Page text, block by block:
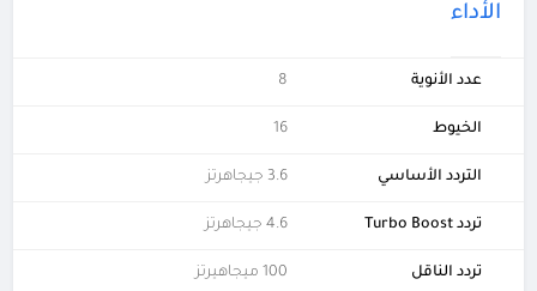
الأداء
عدد الأنوية 8
الخيوط 16
التردد الأساسي 3.6 جيجاهرتز
تردد Turbo Boost 4.6 جيجاهرتز
تردد الناقل 100 ميجاهيرتز